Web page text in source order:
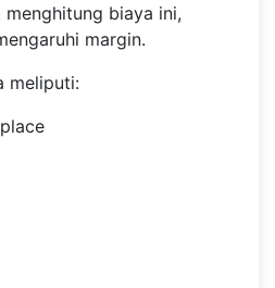
menghitung biaya ini,
margin.
meliputi: